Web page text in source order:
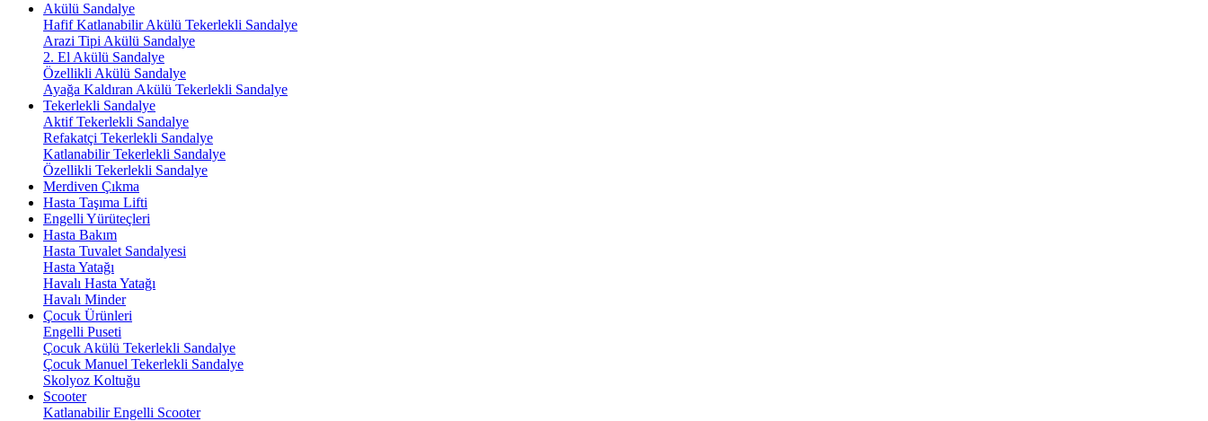
Akülü Sandalye
Hafif Katlanabilir Akülü Tekerlekli Sandalye
Arazi Tipi Akülü Sandalye
2. El Akülü Sandalye
Özellikli Akülü Sandalye
Ayağa Kaldıran Akülü Tekerlekli Sandalye
Tekerlekli Sandalye
Aktif Tekerlekli Sandalye
Refakatçi Tekerlekli Sandalye
Katlanabilir Tekerlekli Sandalye
Özellikli Tekerlekli Sandalye
Merdiven Çıkma
Hasta Taşıma Lifti
Engelli Yürüteçleri
Hasta Bakım
Hasta Tuvalet Sandalyesi
Hasta Yatağı
Havalı Hasta Yatağı
Havalı Minder
Çocuk Ürünleri
Engelli Puseti
Çocuk Akülü Tekerlekli Sandalye
Çocuk Manuel Tekerlekli Sandalye
Skolyoz Koltuğu
Scooter
Katlanabilir Engelli Scooter